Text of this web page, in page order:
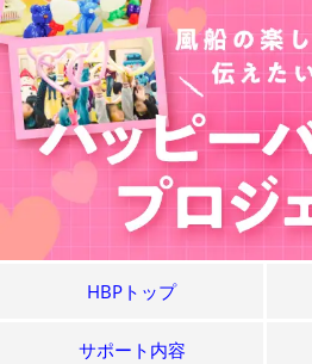
HBPトップ
サポート内容